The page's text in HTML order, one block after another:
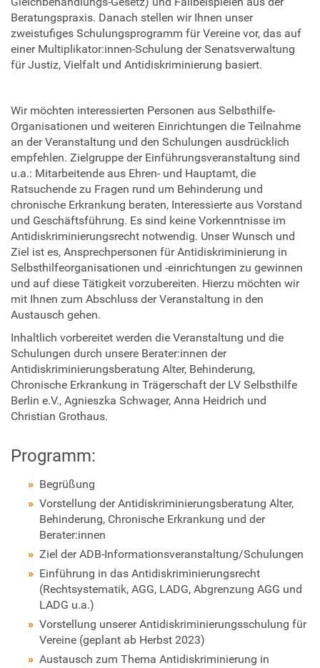
v
e
n
t
i
n
f
o
r
m
a
t
i
o
n
s
v
e
a
n
s
t
a
l
u
Beratungspraxis. Danach stellen wir Ihnen unser
zweistufiges Schulungsprogramm für Vereine vor, das auf
einer Multiplikator:innen-Schulung der Senatsverwaltung
für Justiz, Vielfalt und Antidiskriminierung basiert.
Wir möchten interessierten Personen aus Selbsthilfe-
Organisationen und weiteren Einrichtungen die Teilnahme
an der Veranstaltung und den Schulungen ausdrücklich
empfehlen. Zielgruppe der Einführungsveranstaltung sind
u.a.: Mitarbeitende aus Ehren- und Hauptamt, die
Ratsuchende zu Fragen rund um Behinderung und
chronische Erkrankung beraten, Interessierte aus Vorstand
und Geschäftsführung. Es sind keine Vorkenntnisse im
Antidiskriminierungsrecht notwendig. Unser Wunsch und
Ziel ist es, Ansprechpersonen für Antidiskriminierung in
Selbsthilfeorganisationen und -einrichtungen zu gewinnen
und auf diese Tätigkeit vorzubereiten. Hierzu möchten wir
mit Ihnen zum Abschluss der Veranstaltung in den
Austausch gehen.
Inhaltlich vorbereitet werden die Veranstaltung und die
Schulungen durch unsere Berater:innen der
Antidiskriminierungsberatung Alter, Behinderung,
Chronische Erkrankung in Trägerschaft der LV Selbsthilfe
Berlin e.V., Agnieszka Schwager, Anna Heidrich und
Christian Grothaus.
Programm:
Begrüßung
Vorstellung der Antidiskriminierungsberatung Alter,
Behinderung, Chronische Erkrankung und der
Berater:innen
Ziel der ADB-Informationsveranstaltung/Schulungen
Einführung in das Antidiskriminierungsrecht
(Rechtsystematik, AGG, LADG, Abgrenzung AGG und
LADG u.a.)
Vorstellung unserer Antidiskriminierungsschulung für
Vereine (geplant ab Herbst 2023)
Austausch zum Thema Antidiskriminierung in